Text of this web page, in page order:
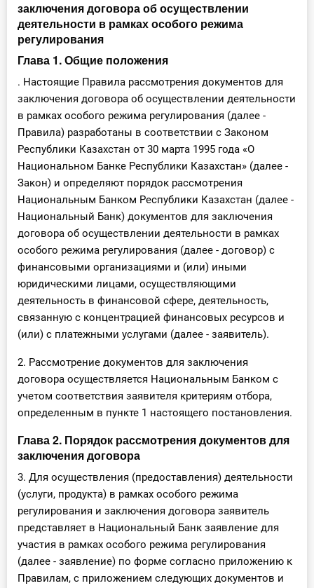
заключения договора об осуществлении
деятельности в рамках особого режима
регулирования
Глава 1. Общие положения
. Настоящие Правила рассмотрения документов для
заключения договора об осуществлении деятельности
в рамках особого режима регулирования (далее -
Правила) разработаны в соответствии с Законом
Республики Казахстан от 30 марта 1995 года «О
Национальном Банке Республики Казахстан» (далее -
Закон) и определяют порядок рассмотрения
Национальным Банком Республики Казахстан (далее -
Национальный Банк) документов для заключения
договора об осуществлении деятельности в рамках
особого режима регулирования (далее - договор) с
финансовыми организациями и (или) иными
юридическими лицами, осуществляющими
деятельность в финансовой сфере, деятельность,
связанную с концентрацией финансовых ресурсов и
(или) с платежными услугами (далее - заявитель).
2. Рассмотрение документов для заключения
договора осуществляется Национальным Банком с
учетом соответствия заявителя критериям отбора,
определенным в пункте 1 настоящего постановления.
Глава 2. Порядок рассмотрения документов для
заключения договора
3. Для осуществления (предоставления) деятельности
(услуги, продукта) в рамках особого режима
регулирования и заключения договора заявитель
представляет в Национальный Банк заявление для
участия в рамках особого режима регулирования
(далее - заявление) по форме согласно приложению к
Правилам, с приложением следующих документов и